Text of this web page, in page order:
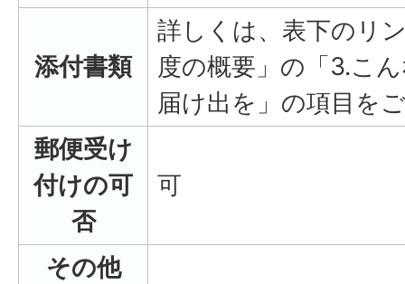
添付書類
詳しくは、表下のリ
度の概要」の「3.こ
届け出を」の項目を
郵便受け
付けの可
否
可
その他